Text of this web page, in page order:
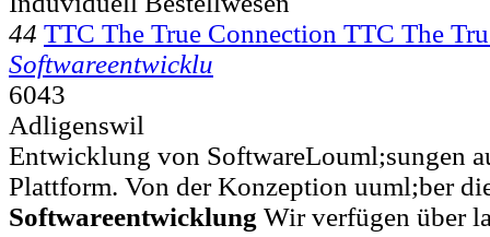
44 TTC The True Connection TTC The
Softwareentwicklu
6043
Adligenswil
Entwicklung von SoftwareLouml;sungen
Plattform. Von der Konzeption uuml;ber
Softwareentwicklung Wir verfügen über